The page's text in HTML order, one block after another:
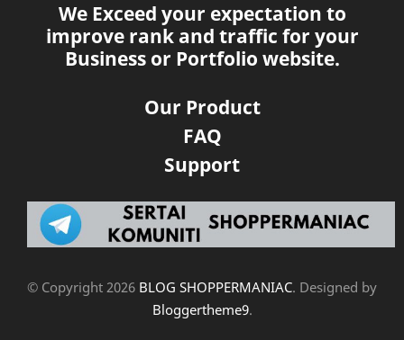
We Exceed your expectation to
improve rank and traffic for your
Business or Portfolio website.
Our Product
FAQ
Support
© Copyright 2026 BLOG SHOPPERMANIAC. Designed by
Bloggertheme9.